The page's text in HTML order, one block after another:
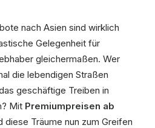
nach Asien sind wirklich
Gelegenheit für
gleichermaßen. Wer
die lebendigen Straßen
geschäftige Treiben in
Mit Premiumpreisen ab
diese Träume nun zum Greifen